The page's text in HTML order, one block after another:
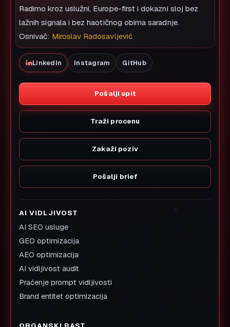
Radimo kroz uslužni, Europe-first i dokazni sloj bez
lažnih signala i bez haotičnog obima saradnje.
Osnivač: Miroslav Radosavljević
LinkedIn Instagram GitHub
Pošalji upit
Traži procenu
Zakaži poziv
Pošalji brief
AI VIDLJIVOST
AI SEO usluge
GEO optimizacija
AEO optimizacija
AI vidljivost audit
Praćenje prompt vidljivosti
Brand entitet optimizacija